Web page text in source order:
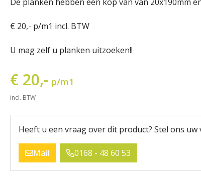
€ 20,- p/m1 incl. BTW
U mag zelf u planken uitzoeken!!
€ 20,- p/m1
incl. BTW
Heeft u een vraag over dit product? Stel ons uw
Mail 0168 - 48 60 53